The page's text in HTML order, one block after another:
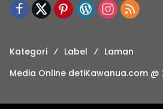
Kategori Label
Laman
Media Online detiKawanua.com @